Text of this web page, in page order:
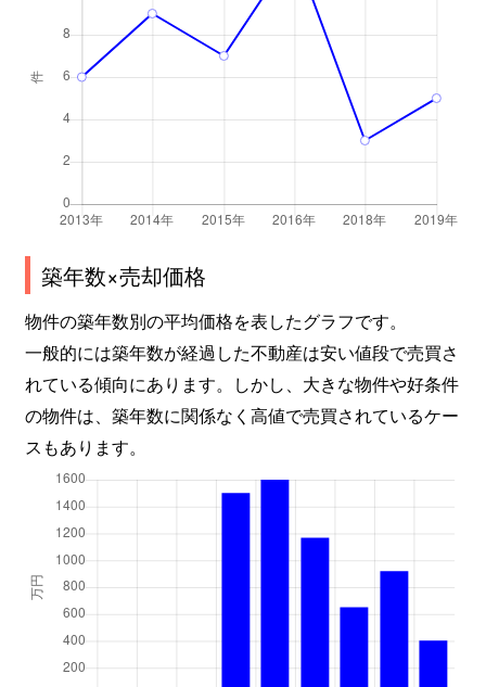
築年数×売却価格
物件の築年数別の平均価格を表したグラフです。
一般的には築年数が経過した不動産は安い値段で売買さ
れている傾向にあります。しかし、大きな物件や好条件
の物件は、築年数に関係なく高値で売買されているケー
スもあります。